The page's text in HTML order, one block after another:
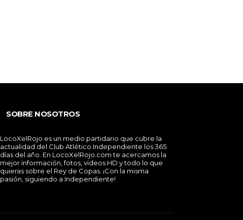
SOBRE NOSOTROS
LocoXelRojo es un medio partidario que cubre la
actualidad del Club Atlético Independiente los 365
días del año. En LocoXelRojo.com te acercamos la
mejor información, fotos, videos HD y todo lo que
quieras sobre el Rey de Copas. ¡Con la misma
pasión, siguiendo a Independiente!